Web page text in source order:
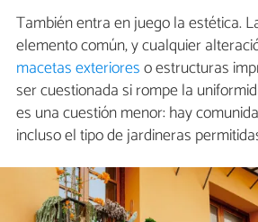
También entra en juego la estética.
elemento común, y cualquier
macetas exterioreso estructuras
ser cuestionada si rompe la
es una cuestión menor: hay
incluso el tipo de jardineras